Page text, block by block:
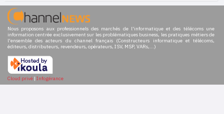
Nous proposons aux professionnels des marchés de l'informatique et des télécoms une
information centrée exclusivement sur les problématiques business, les pratiques métiers de
l'ensemble des acteurs du channel français (Constructeurs informatique et télécoms,
éditeurs, distributeurs, revendeurs, opérateurs, ISV, MSP, VARs,...)
Cloud privé | Infogérance